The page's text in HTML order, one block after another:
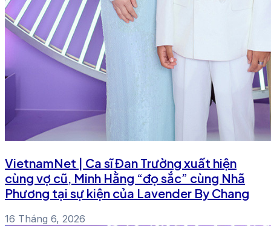
VietnamNet | Ca sĩ Đan Trường xuất hiện
cùng vợ cũ, Minh Hằng “đọ sắc” cùng Nhã
Phương tại sự kiện của Lavender By Chang
16 Tháng 6, 2026